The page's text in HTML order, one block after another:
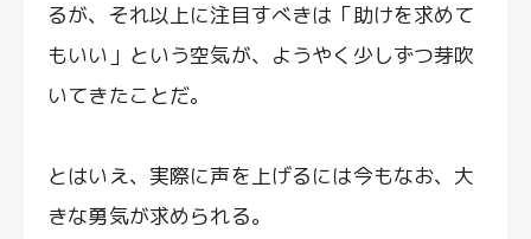
るが、それ以上に注目すべきは「助けを求めて
もいい」という空気が、ようやく少しずつ芽吹
いてきたことだ。
とはいえ、実際に声を上げるには今もなお、大
きな勇気が求められる。